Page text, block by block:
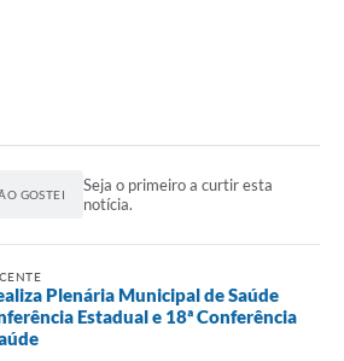
GOSTEI
Seja o primeiro a curtir esta
notícia.
Plenária Municipal de Saúde
Estadual e 18ª Conferência